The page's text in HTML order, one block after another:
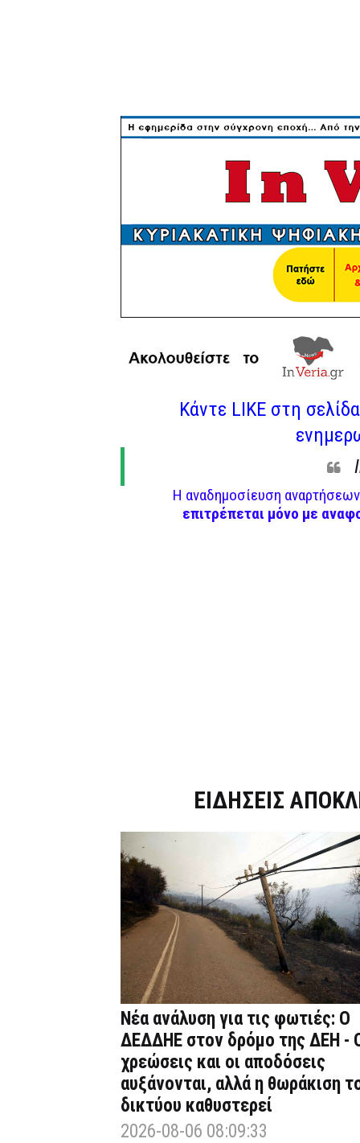
Κάντε LIKE στη
Η αναδημοσίευση
επιτρέπεται μόνο με
ΕΙΔΗΣΕΙΣ
Νέα ανάλυση για τις φωτιές: Ο
ΔΕΔΔΗΕ στον δρόμο της ΔΕΗ -
χρεώσεις και οι αποδόσεις
αυξάνονται, αλλά η θωράκιση
δικτύου καθυστερεί
2026-08-06 08:09:33